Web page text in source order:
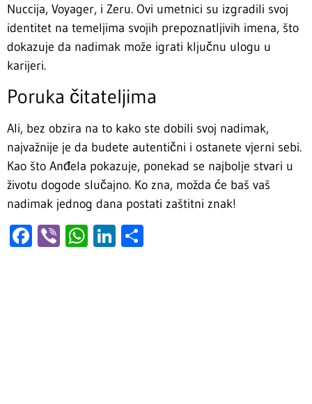
Nuccija, Voyager, i Zeru. Ovi umetnici su izgradili svoj
identitet na temeljima svojih prepoznatljivih imena, što
dokazuje da nadimak može igrati ključnu ulogu u
karijeri.
Poruka čitateljima
Ali, bez obzira na to kako ste dobili svoj nadimak,
najvažnije je da budete autentični i ostanete vjerni sebi.
Kao što Anđela pokazuje, ponekad se najbolje stvari u
životu dogode slučajno. Ko zna, možda će baš vaš
nadimak jednog dana postati zaštitni znak!
Facebook
ViberWhatsApp
LinkedIn